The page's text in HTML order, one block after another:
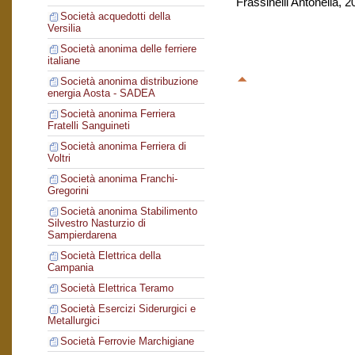
Società acquedotti della
Versilia
Società anonima delle ferriere
italiane
Società anonima distribuzione
energia Aosta - SADEA
Società anonima Ferriera
Fratelli Sanguineti
Società anonima Ferriera di
Voltri
Società anonima Franchi-
Gregorini
Società anonima Stabilimento
Silvestro Nasturzio di
Sampierdarena
Società Elettrica della
Campania
Società Elettrica Teramo
Società Esercizi Siderurgici e
Metallurgici
Società Ferrovie Marchigiane